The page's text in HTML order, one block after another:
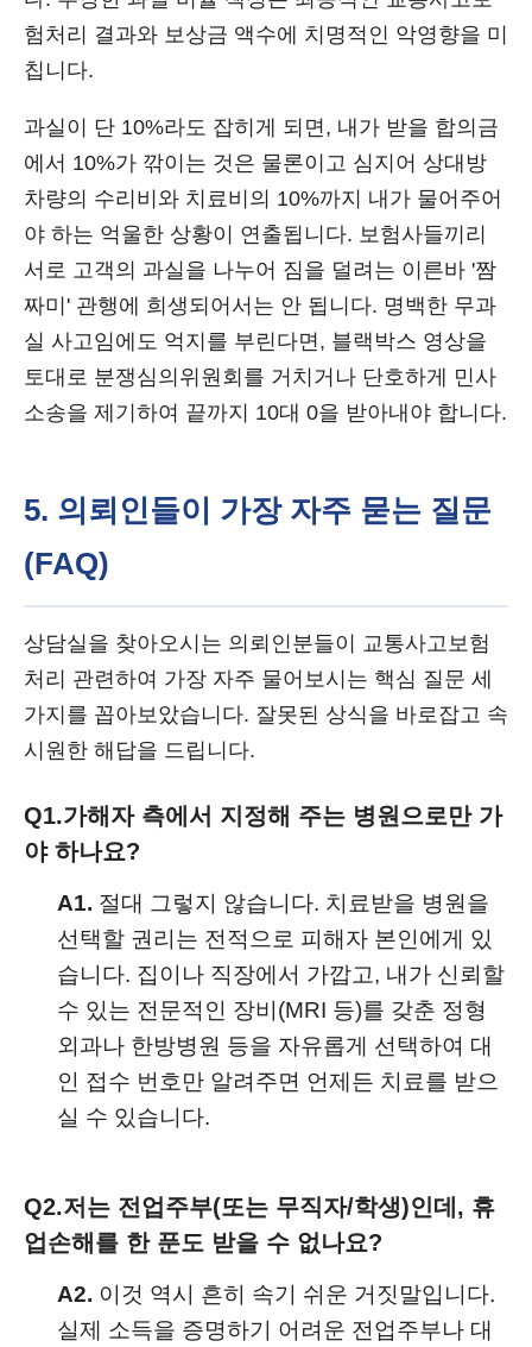
험처리 결과와 보상금 액수에 치명적인 악영향을 미
칩니다.
과실이 단 10%라도 잡히게 되면, 내가 받을 합의금
에서 10%가 깎이는 것은 물론이고 심지어 상대방
차량의 수리비와 치료비의 10%까지 내가 물어주어
야 하는 억울한 상황이 연출됩니다. 보험사들끼리
서로 고객의 과실을 나누어 짐을 덜려는 이른바 '짬
짜미' 관행에 희생되어서는 안 됩니다. 명백한 무과
실 사고임에도 억지를 부린다면, 블랙박스 영상을
토대로 분쟁심의위원회를 거치거나 단호하게 민사
소송을 제기하여 끝까지 10대 0을 받아내야 합니다.
5. 의뢰인들이 가장 자주 묻는 질문
(FAQ)
상담실을 찾아오시는 의뢰인분들이 교통사고보험
처리 관련하여 가장 자주 물어보시는 핵심 질문 세
가지를 꼽아보았습니다. 잘못된 상식을 바로잡고 속
시원한 해답을 드립니다.
Q1.가해자 측에서 지정해 주는 병원으로만 가
야 하나요?
A1. 절대 그렇지 않습니다. 치료받을 병원을
선택할 권리는 전적으로 피해자 본인에게 있
습니다. 집이나 직장에서 가깝고, 내가 신뢰할
수 있는 전문적인 장비(MRI 등)를 갖춘 정형
외과나 한방병원 등을 자유롭게 선택하여 대
인 접수 번호만 알려주면 언제든 치료를 받으
실 수 있습니다.
Q2.저는 전업주부(또는 무직자/학생)인데, 휴
업손해를 한 푼도 받을 수 없나요?
A2. 이것 역시 흔히 속기 쉬운 거짓말입니다.
실제 소득을 증명하기 어려운 전업주부나 대